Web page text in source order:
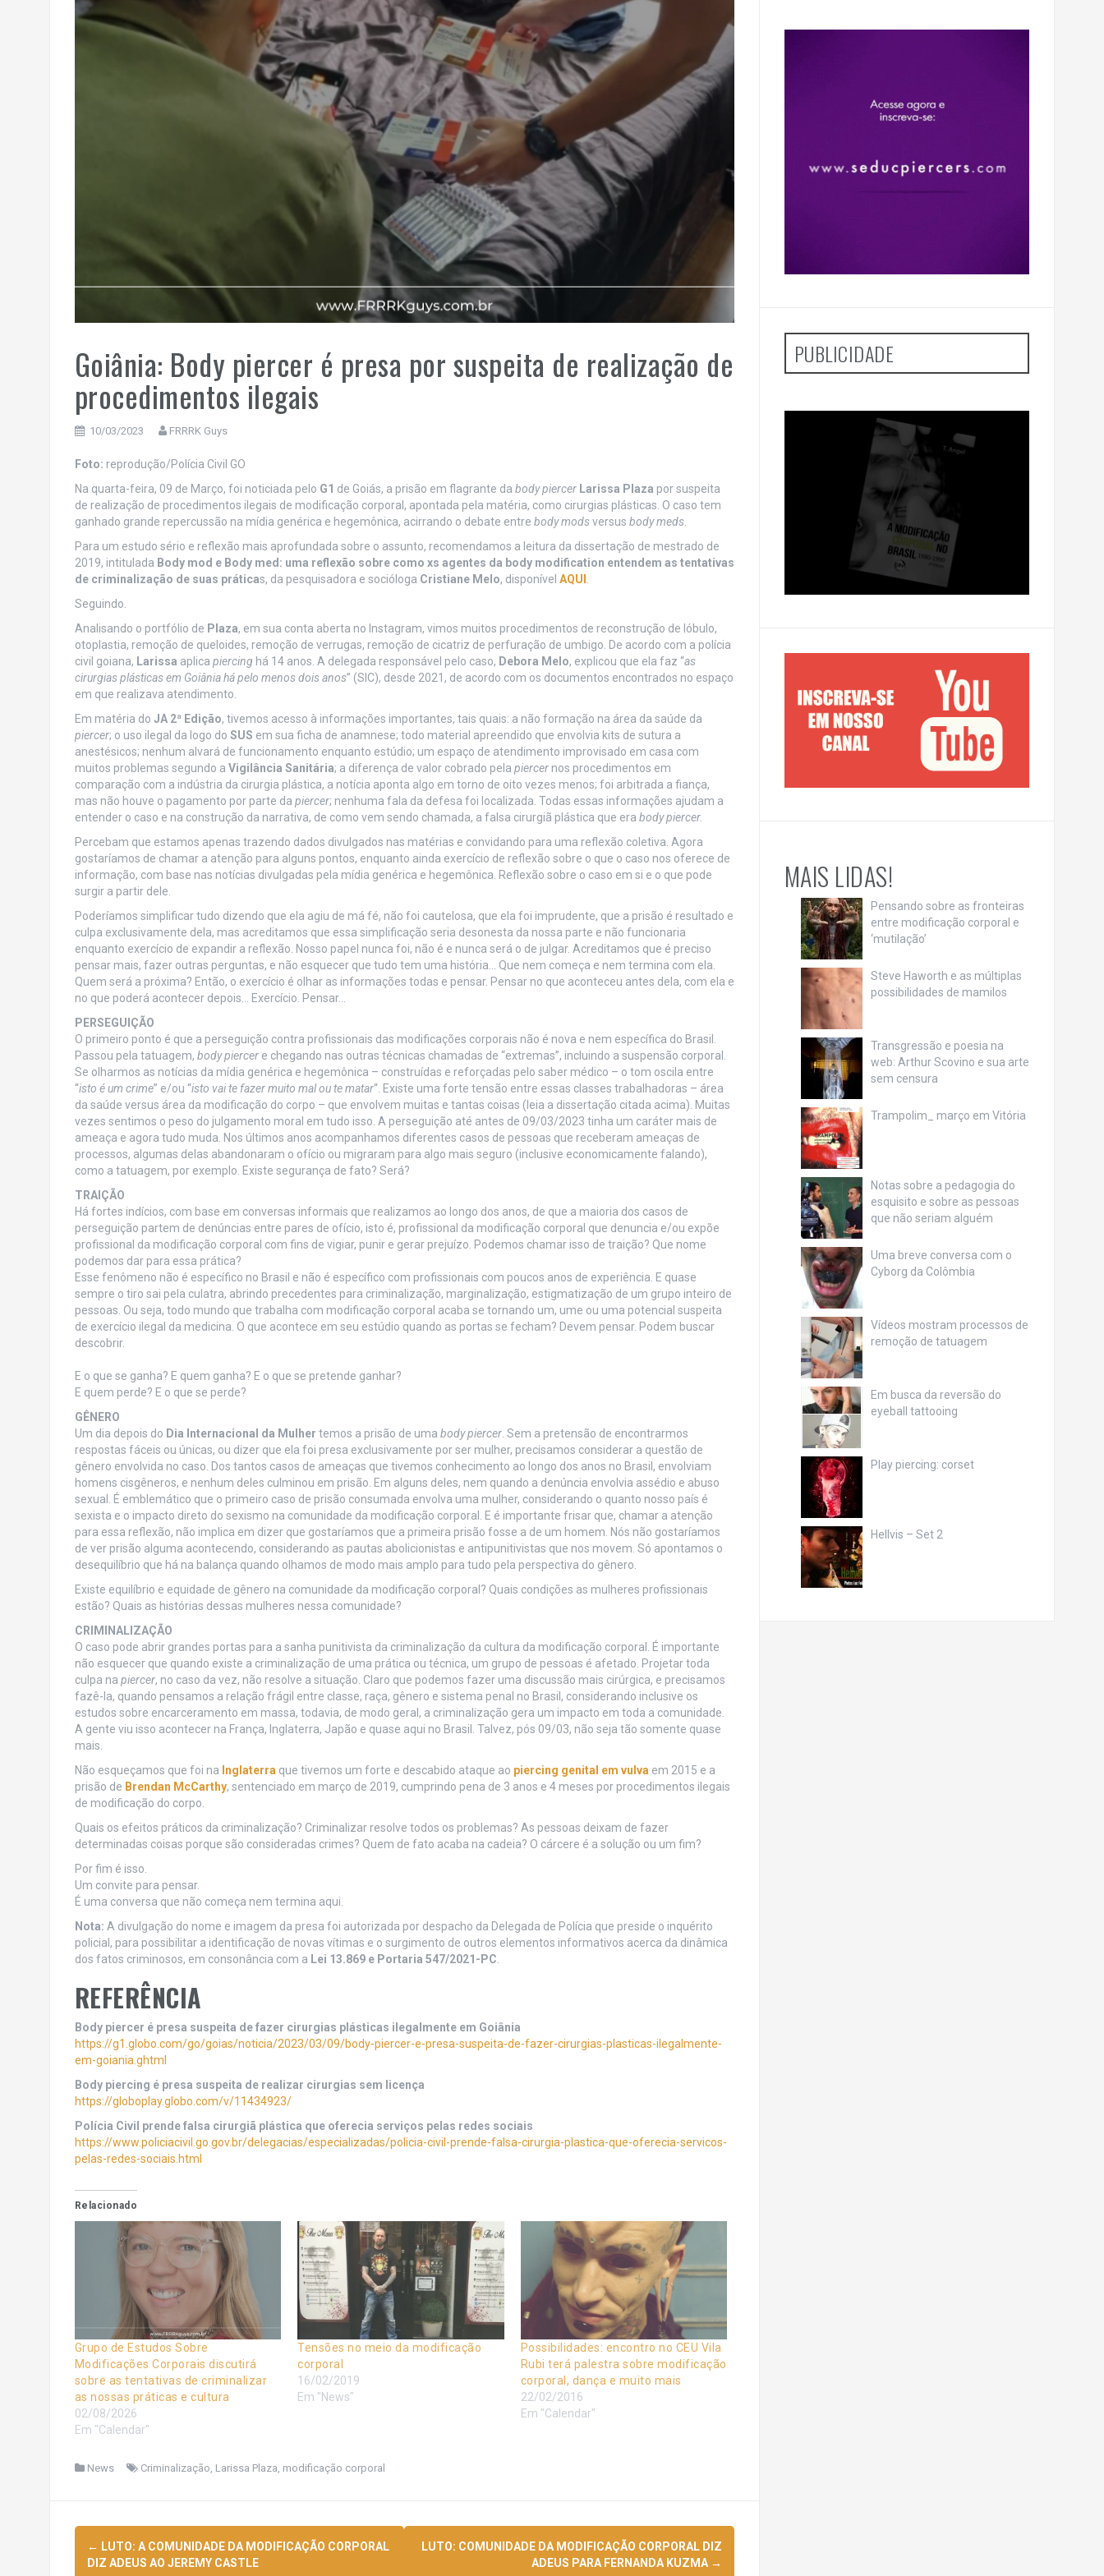
Goiânia: Body piercer é presa por suspeita de realização de
procedimentos ilegais
10/03/2023 FRRRK Guys
Foto: reprodução/Polícia Civil GO
Na quarta-feira, 09 de Março, foi noticiada pelo G1 de Goiás, a prisão em flagrante da body piercer Larissa Plaza por suspeita
de realização de procedimentos ilegais de modificação corporal, apontada pela matéria, como cirurgias plásticas. O caso tem
ganhado grande repercussão na mídia genérica e hegemônica, acirrando o debate entre body modsversus body meds.
Para um estudo sério e reflexão mais aprofundada sobre o assunto, recomendamos a leitura da dissertação de mestrado de
2019, intitulada Body mod e Body med: uma reflexão sobre como xs agentes da body modification entendem as tentativas
de criminalização de suas práticas, da pesquisadora e socióloga Cristiane Melo, disponível AQUI .
Seguindo.
Analisando o portfólio de Plaza, em sua conta aberta no Instagram, vimos muitos procedimentos de reconstrução de lóbulo,
otoplastia, remoção de queloides, remoção de verrugas, remoção de cicatriz de perfuração de umbigo. De acordo com a polícia
civil goiana, Larissa aplica piercing há 14 anos. A delegada responsável pelo caso, Debora Melo, explicou que ela faz “as
cirurgias plásticas em Goiânia há pelo menos dois anos” (SIC), desde 2021, de acordo com os documentos encontrados no espaço
em que realizava atendimento.
Em matéria do JA 2ª Edição, tivemos acesso à informações importantes, tais quais: a não formação na área da saúde da
piercer; o uso ilegal da logo do SUS em sua ficha de anamnese; todo material apreendido que envolvia kits de sutura a
anestésicos; nenhum alvará de funcionamento enquanto estúdio; um espaço de atendimento improvisado em casa com
muitos problemas segundo a Vigilância Sanitária; a diferença de valor cobrado pela piercernos procedimentos em
comparação com a indústria da cirurgia plástica, a notícia aponta algo em torno de oito vezes menos; foi arbitrada a fiança,
mas não houve o pagamento por parte da piercer; nenhuma fala da defesa foi localizada. Todas essas informações ajudam a
entender o caso e na construção da narrativa, de como vem sendo chamada, a falsa cirurgiã plástica que era body piercer.
Percebam que estamos apenas trazendo dados divulgados nas matérias e convidando para uma reflexão coletiva. Agora
gostaríamos de chamar a atenção para alguns pontos, enquanto ainda exercício de reflexão sobre o que o caso nos oferece de
informação, com base nas notícias divulgadas pela mídia genérica e hegemônica. Reflexão sobre o caso em si e o que pode
surgir a partir dele.
Poderíamos simplificar tudo dizendo que ela agiu de má fé, não foi cautelosa, que ela foi imprudente, que a prisão é resultado e
culpa exclusivamente dela, mas acreditamos que essa simplificação seria desonesta da nossa parte e não funcionaria
enquanto exercício de expandir a reflexão. Nosso papel nunca foi, não é e nunca será o de julgar. Acreditamos que é preciso
pensar mais, fazer outras perguntas, e não esquecer que tudo tem uma história… Que nem começa e nem termina com ela.
Quem será a próxima? Então, o exercício é olhar as informações todas e pensar. Pensar no que aconteceu antes dela, com ela e
no que poderá acontecer depois… Exercício. Pensar…
PERSEGUIÇÃO
O primeiro ponto é que a perseguição contra profissionais das modificações corporais não é nova e nem específica do Brasil.
Passou pela tatuagem, body piercere chegando nas outras técnicas chamadas de “extremas”, incluindo a suspensão corporal.
Se olharmos as notícias da mídia genérica e hegemônica – construídas e reforçadas pelo saber médico – o tom oscila entre
“isto é um crime” e/ou “isto vai te fazer muito mal ou te matar“. Existe uma forte tensão entre essas classes trabalhadoras – área
da saúde versus área da modificação do corpo – que envolvem muitas e tantas coisas (leia a dissertação citada acima). Muitas
vezes sentimos o peso do julgamento moral em tudo isso. A perseguição até antes de 09/03/2023 tinha um caráter mais de
ameaça e agora tudo muda. Nos últimos anos acompanhamos diferentes casos de pessoas que receberam ameaças de
processos, algumas delas abandonaram o ofício ou migraram para algo mais seguro (inclusive economicamente falando),
como a tatuagem, por exemplo. Existe segurança de fato? Será?
TRAIÇÃO
Há fortes indícios, com base em conversas informais que realizamos ao longo dos anos, de que a maioria dos casos de
perseguição partem de denúncias entre pares de ofício, isto é, profissional da modificação corporal que denuncia e/ou expõe
profissional da modificação corporal com fins de vigiar, punir e gerar prejuízo. Podemos chamar isso de traição? Que nome
podemos dar para essa prática?
Esse fenômeno não é específico no Brasil e não é específico com profissionais com poucos anos de experiência. E quase
sempre o tiro sai pela culatra, abrindo precedentes para criminalização, marginalização, estigmatização de um grupo inteiro de
pessoas. Ou seja, todo mundo que trabalha com modificação corporal acaba se tornando um, ume ou uma potencial suspeita
de exercício ilegal da medicina. O que acontece em seu estúdio quando as portas se fecham? Devem pensar. Podem buscar
descobrir.
E o que se ganha? E quem ganha? E o que se pretende ganhar?
E quem perde? E o que se perde?
GÊNERO
Um dia depois do Dia Internacional da Mulher temos a prisão de uma body piercer. Sem a pretensão de encontrarmos
respostas fáceis ou únicas, ou dizer que ela foi presa exclusivamente por ser mulher, precisamos considerar a questão de
gênero envolvida no caso. Dos tantos casos de ameaças que tivemos conhecimento ao longo dos anos no Brasil, envolviam
homens cisgêneros, e nenhum deles culminou em prisão. Em alguns deles, nem quando a denúncia envolvia assédio e abuso
sexual. É emblemático que o primeiro caso de prisão consumada envolva uma mulher, considerando o quanto nosso país é
sexista e o impacto direto do sexismo na comunidade da modificação corporal. E é importante frisar que, chamar a atenção
para essa reflexão, não implica em dizer que gostaríamos que a primeira prisão fosse a de um homem. Nós não gostaríamos
de ver prisão alguma acontecendo, considerando as pautas abolicionistas e antipunitivistas que nos movem. Só apontamos o
desequilíbrio que há na balança quando olhamos de modo mais amplo para tudo pela perspectiva do gênero.
Existe equilíbrio e equidade de gênero na comunidade da modificação corporal? Quais condições as mulheres profissionais
estão? Quais as histórias dessas mulheres nessa comunidade?
CRIMINALIZAÇÃO
O caso pode abrir grandes portas para a sanha punitivista da criminalização da cultura da modificação corporal. É importante
não esquecer que quando existe a criminalização de uma prática ou técnica, um grupo de pessoas é afetado. Projetar toda
culpa na piercer, no caso da vez, não resolve a situação. Claro que podemos fazer uma discussão mais cirúrgica, e precisamos
fazê-la, quando pensamos a relação frágil entre classe, raça, gênero e sistema penal no Brasil, considerando inclusive os
estudos sobre encarceramento em massa, todavia, de modo geral, a criminalização gera um impacto em toda a comunidade.
A gente viu isso acontecer na França, Inglaterra, Japão e quase aqui no Brasil. Talvez, pós 09/03, não seja tão somente quase
mais.
Não esqueçamos que foi na Inglaterraque tivemos um forte e descabido ataque ao piercing genital em vulvaem 2015 e a
prisão de Brendan McCarthy, sentenciado em março de 2019, cumprindo pena de 3 anos e 4 meses por procedimentos ilegais
de modificação do corpo.
Quais os efeitos práticos da criminalização? Criminalizar resolve todos os problemas? As pessoas deixam de fazer
determinadas coisas porque são consideradas crimes? Quem de fato acaba na cadeia? O cárcere é a solução ou um fim?
Por fim é isso.
Um convite para pensar.
É uma conversa que não começa nem termina aqui.
Nota: A divulgação do nome e imagem da presa foi autorizada por despacho da Delegada de Polícia que preside o inquérito
policial, para possibilitar a identificação de novas vítimas e o surgimento de outros elementos informativos acerca da dinâmica
dos fatos criminosos, em consonância com a Lei 13.869 e Portaria 547/2021-PC.
REFERÊNCIA
Body piercer é presa suspeita de fazer cirurgias plásticas ilegalmente em Goiânia
https://g1.globo.com/go/goias/noticia/2023/03/09/body-piercer-e-presa-suspeita-de-fazer-cirurgias-plasticas-ilegalmente-
em-goiania.ghtml
Body piercing é presa suspeita de realizar cirurgias sem licença
https://globoplay.globo.com/v/11434923/
Polícia Civil prende falsa cirurgiã plástica que oferecia serviços pelas redes sociais
https://www.policiacivil.go.gov.br/delegacias/especializadas/policia-civil-prende-falsa-cirurgia-plastica-que-oferecia-servicos-
pelas-redes-sociais.html
Relacionado
Grupo de Estudos Sobre
Modificações Corporais discutirá
sobre as tentativas de criminalizar
as nossas práticas e cultura
02/08/2026
Em "Calendar"
Tensões no meio da modificação
corporal
16/02/2019
Em "News"
Possibilidades: encontro no CEU Vila
Rubi terá palestra sobre modificação
corporal, dança e muito mais
22/02/2016
Em "Calendar"
News Criminalização, Larissa Plaza, modificação corporal
Navegação
← LUTO: A COMUNIDADE DA MODIFICAÇÃO CORPORAL
DIZ ADEUS AO JEREMY CASTLE
LUTO: COMUNIDADE DA MODIFICAÇÃO CORPORAL DIZ
ADEUS PARA FERNANDA KUZMA →
PUBLICIDADE
MAIS LIDAS!
Pensando sobre as fronteiras
entre modificação corporal e
‘mutilação’
Steve Haworth e as múltiplas
possibilidades de mamilos
Transgressão e poesia na
web: Arthur Scovino e sua arte
sem censura
Trampolim_ março em Vitória
Notas sobre a pedagogia do
esquisito e sobre as pessoas
que não seriam alguém
Uma breve conversa com o
Cyborg da Colômbia
Vídeos mostram processos de
remoção de tatuagem
Em busca da reversão do
eyeball tattooing
Play piercing: corset
Hellvis – Set 2